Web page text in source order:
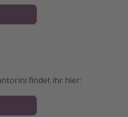
findet ihr hier: